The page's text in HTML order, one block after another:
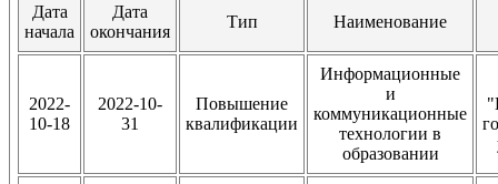
Дата
начала
Дата
окончания
Тип Наименование
2022-
10-18
2022-10-
31
Повышение
квалификации
Информационные
и
коммуникационные
технологии в
образовании